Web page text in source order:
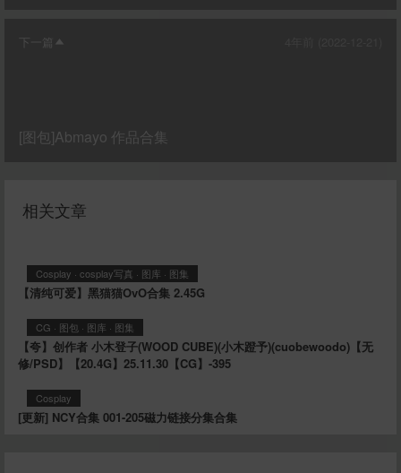
下一篇
[图包]Abmayo 作品合集
相关文章
Cosplay · cosplay写真 · 图库 · 图集
【清纯可爱】黑猫猫OvO合集 2.45G
CG · 图包 · 图库 · 图集
【夸】创作者 小木登子(WOOD CUBE)(小木蹬予)(cuobewoodo)【无
修/PSD】【20.4G】25.11.30【CG】-395
Cosplay
[更新] NCY合集 001-205磁力链接分集合集